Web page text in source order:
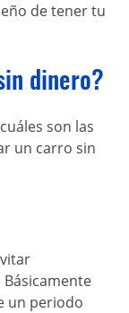
de tener tu
dinero?
son las
un carro sin
un periodo